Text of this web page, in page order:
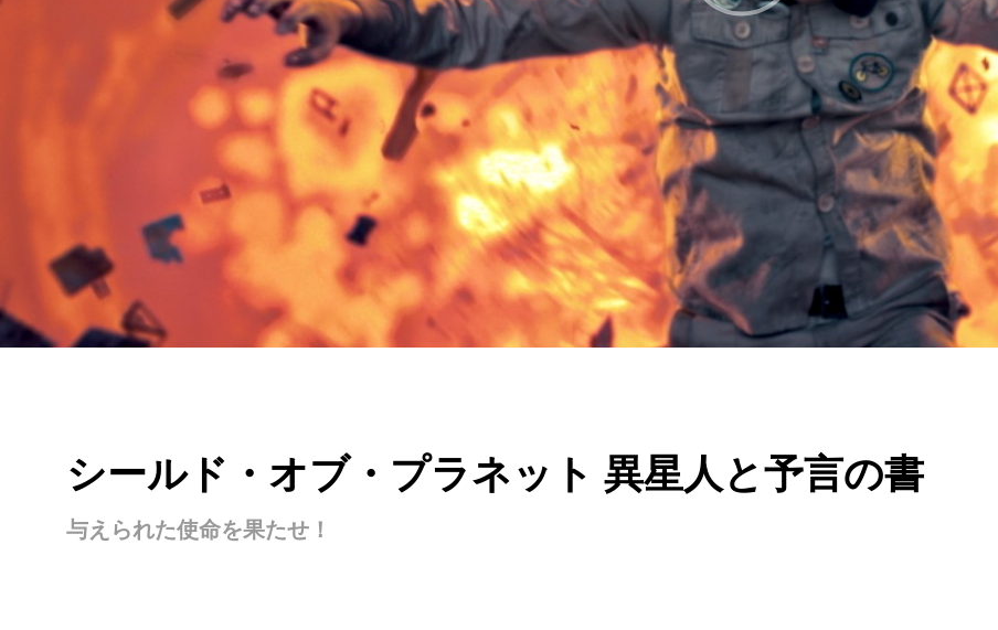
シールド・オブ・プラネット 異星人と予言の書
与えられた使命を果たせ！